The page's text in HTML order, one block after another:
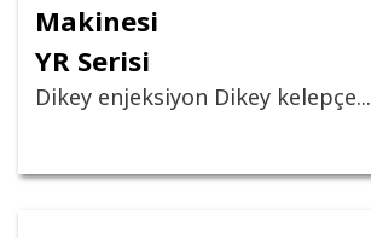
Makinesi
YR Serisi
Dikey enjeksiyon Dikey kelepçe...